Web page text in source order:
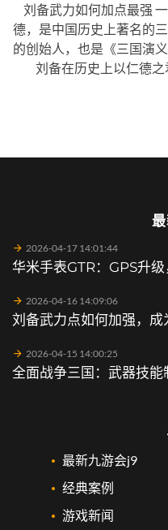
刘备武力如何加点最强
德，是中国历史上著名的
的创始人，也是《三国演
刘备在历史上以仁德
2026-04-17 14:01:44
华米手表GTR：GPS升
2026-04-16 14:09:06
刘备武力点如何加强，成
2026-04-15 14:00:25
全面战争三国：武器技能
最新九游会j9
经典案例
游戏新闻